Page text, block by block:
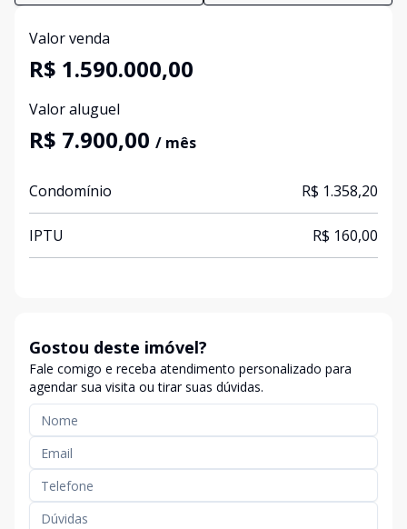
Valor venda
R$ 1.590.000,00
Valor aluguel
R$ 7.900,00 / mês
Condomínio R$ 1.358,20
IPTU R$ 160,00
Gostou deste imóvel?
Fale comigo e receba atendimento personalizado para
agendar sua visita ou tirar suas dúvidas.